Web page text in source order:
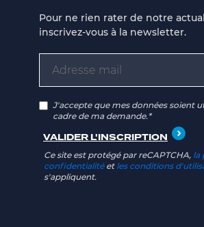
Pour ne rien rater de notre
inscrivez-vous à la newsletter.
J'accepte que mes données soient
cadre de ma demande.*
Ce site est protégé par reCAPTCHA, la
confidentialitéet les conditions
s'appliquent.